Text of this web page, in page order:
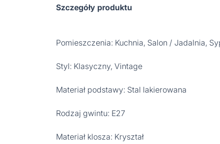
Szczegóły produktu
Pomieszczenia: Kuchnia, Salon / Jadalnia,
Styl: Klasyczny, Vintage
Materiał podstawy: Stal lakierowana
Rodzaj gwintu: E27
Materiał klosza: Kryształ